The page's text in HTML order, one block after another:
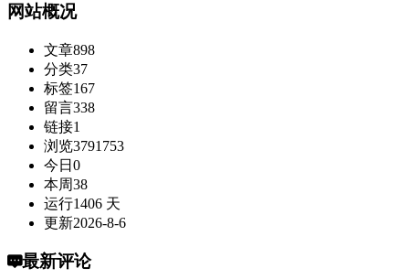
网站概况
文章898
分类37
标签167
留言338
链接1
浏览3791753
今日 0
本周38
运行1406 天
更新2026-8-6
最新评论